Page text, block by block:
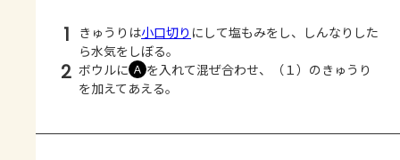
1 きゅうりは小口切り にして塩もみをし、しんなりした
ら水気をしぼる。
2 ボウルに Ａ を入れて混ぜ合わせ、（１）のきゅうり
を加えてあえる。